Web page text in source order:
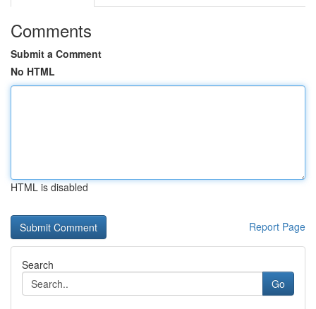
Comments
Submit a Comment
No HTML
HTML is disabled
Report Page
Search
Go